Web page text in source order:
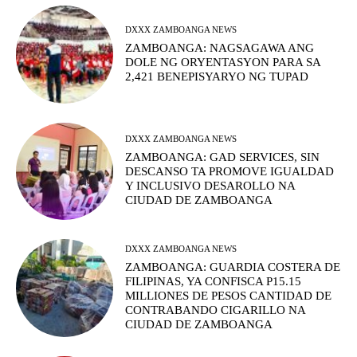
DXXX ZAMBOANGA NEWS
ZAMBOANGA: NAGSAGAWA ANG
DOLE NG ORYENTASYON PARA SA
2,421 BENEPISYARYO NG TUPAD
DXXX ZAMBOANGA NEWS
ZAMBOANGA: GAD SERVICES, SIN
DESCANSO TA PROMOVE IGUALDAD
Y INCLUSIVO DESAROLLO NA
CIUDAD DE ZAMBOANGA
DXXX ZAMBOANGA NEWS
ZAMBOANGA: GUARDIA COSTERA DE
FILIPINAS, YA CONFISCA P15.15
MILLIONES DE PESOS CANTIDAD DE
CONTRABANDO CIGARILLO NA
CIUDAD DE ZAMBOANGA